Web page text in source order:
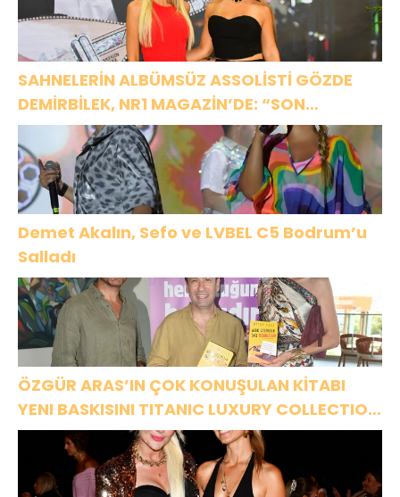
SAHNELERİN ALBÜMSÜZ ASSOLİSTİ GÖZDE
DEMİRBİLEK, NR1 MAGAZİN’DE: “SON
ASSOLİST OLARAK VAR OLACAĞIM!”
Demet Akalın, Sefo ve LVBEL C5 Bodrum’u
Salladı
ÖZGÜR ARAS’IN ÇOK KONUŞULAN KİTABI
YENI BASKISINI TITANIC LUXURY COLLECTION
BODRUM’DA KUTLADI